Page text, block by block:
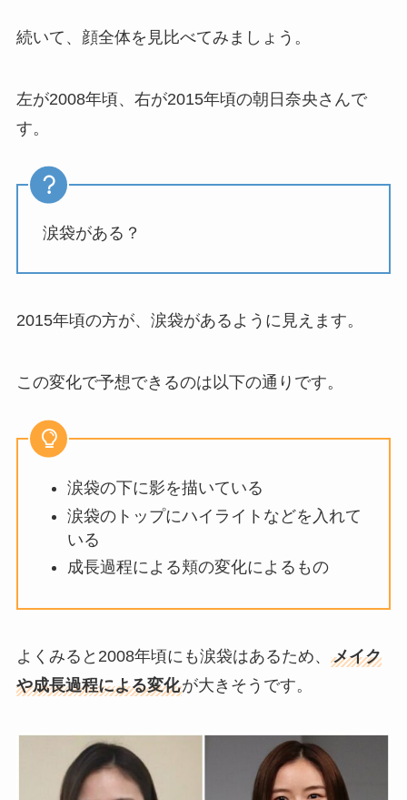
続いて、顔全体を見比べてみましょう。
左が2008年頃、右が2015年頃の朝日奈央さんで
す。
涙袋がある？
2015年頃の方が、涙袋があるように見えます。
この変化で予想できるのは以下の通りです。
涙袋の下に影を描いている
涙袋のトップにハイライトなどを入れて
いる
成長過程による頬の変化によるもの
よくみると2008年頃にも涙袋はあるため、 メイク
や成長過程による変化が大きそうです。